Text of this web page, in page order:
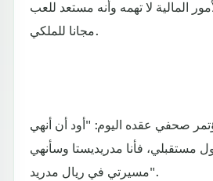
المالية لا تهمه وأنه مستعد للعب
مجانا للملكي.
صحفي عقده اليوم: "أود أن أنهي
مستقبلي، فأنا مدريديستا وسأنهي
مسيرتي في ريال مدريد".